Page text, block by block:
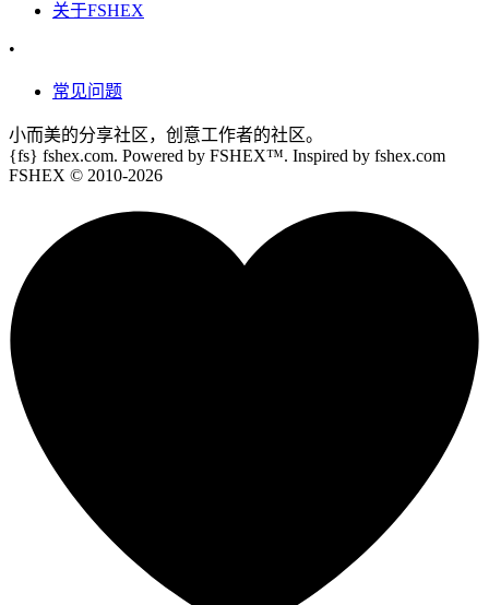
关于FSHEX
•
常见问题
小而美的分享社区，创意工作者的社区。
{fs} fshex.com. Powered by FSHEX™. Inspired by fshex.com
FSHEX © 2010-2026